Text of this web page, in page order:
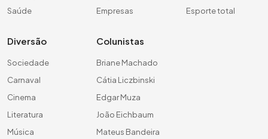
Saúde
Empresas
Esporte total
Diversão
Sociedade
Carnaval
Cinema
Literatura
Música
Colunistas
Briane Machado
Cátia Liczbinski
Edgar Muza
João Eichbaum
Mateus Bandeira